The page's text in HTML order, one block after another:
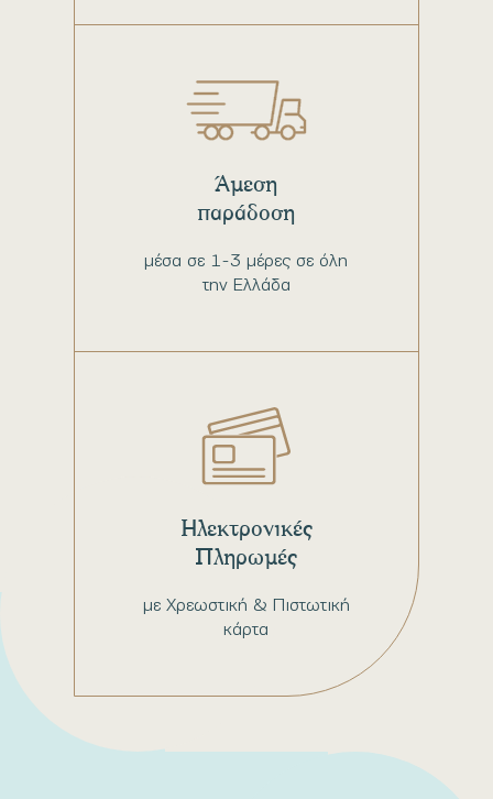
μέσα σε 1-3 μέρες σε όλη
την Ελλάδα
Άμεση
παράδοση
με Χρεωστική & Πιστωτική
κάρτα
Ηλεκτρονικές
Πληρωμές